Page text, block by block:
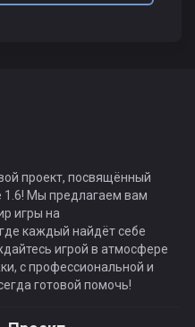
проект, посвящённый
1.6! Мы предлагаем вам
игры на
каждый найдёт себе
игрой в атмосфере
с профессиональной и
готовой помочь!